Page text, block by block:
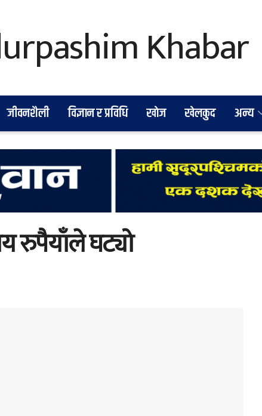
जीवनशैली विज्ञान र प्रविधि खाेज खेलकुद अन्य
रुपैयाँले घट्यो